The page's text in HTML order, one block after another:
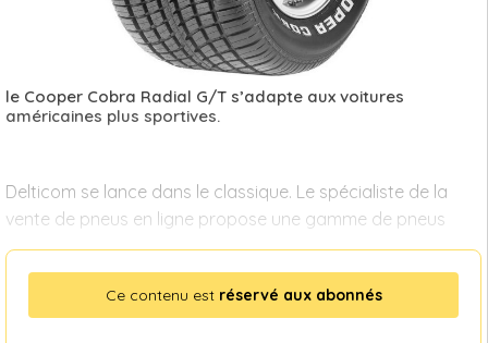
le Cooper Cobra Radial G/T s’adapte aux voitures
américaines plus sportives.
Delticom se lance dans le classique. Le spécialiste de la
vente de pneus en ligne propose une gamme de pneus
Ce contenu est réservé aux abonnés